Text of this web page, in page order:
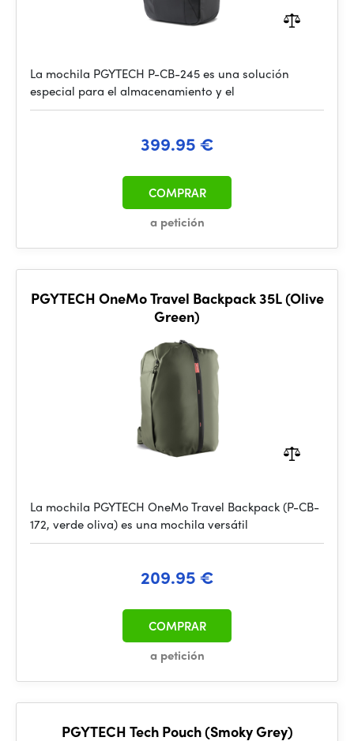
La mochila PGYTECH P-CB-245 es una solución
especial para el almacenamiento y el
399.95 €
a petición
COMPRAR
PGYTECH OneMo Travel Backpack 35L (Olive
Green)
La mochila PGYTECH OneMo Travel Backpack (P-CB-
172, verde oliva) es una mochila versátil
209.95 €
a petición
COMPRAR
PGYTECH Tech Pouch (Smoky Grey)